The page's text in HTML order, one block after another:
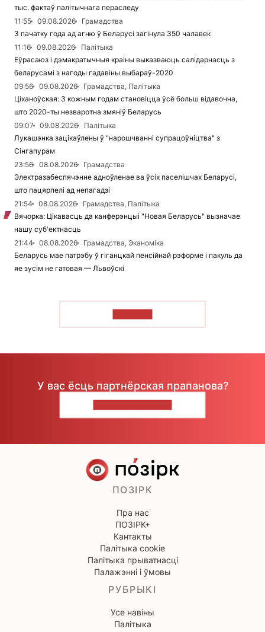
тыс. фактаў палітычнага пераследу
11:55
09.08.2026
Грамадства
З пачатку года ад агню ў Беларусі загінула 350 чалавек
11:16
09.08.2026
Палітыка
Еўрасаюз і дэмакратычныя краіны выказваюць салідарнасць з
беларусамі з нагоды гадавіны выбараў-2020
09:56
09.08.2026
Грамадства, Палітыка
Ціханоўская: З кожным годам становіцца ўсё больш відавочна,
што 2020-ты незваротна змяніў Беларусь
09:07
09.08.2026
Палітыка
Лукашэнка зацікаўлены ў "нарошчванні супрацоўніцтва" з
Сінгапурам
23:56
08.08.2026
Грамадства
Электразабеспячэнне адноўленае ва ўсіх паселішчах Беларусі,
што пацярпелі ад непагадзі
21:54
08.08.2026
Грамадства, Палітыка
Вячорка: Цікавасць да канферэнцыі "Новая Беларусь" вызначае
нашу суб'ектнасць
21:44
08.08.2026
Грамадства, Эканоміка
Беларусь мае патрэбу ў гіганцкай пенсійнай рэформе і пакуль да
яе зусім не гатовая — Львоўскі
У вас ёсць партнёрская прапанова?
ПОЗІРК
Пра нас
ПОЗІРК+
Кантакты
Палітыка cookie
Палітыка прыватнасці
Палажэнні і ўмовы
РУБРЫКІ
Усе навіны
Палітыка